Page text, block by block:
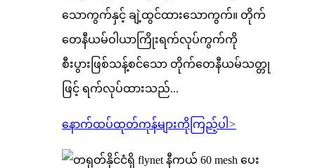
သောကွက်နှင့် ချဲ့ထွင်ထားသောကွက်။ တိုက်
တေနီယမ်ဝါယာကြိုးရက်လုပ်ကွက်ကို
စီးပွားဖြစ်သန့်စင်သော တိုက်တေနီယမ်သတ္တု
ဖြင့် ရက်လုပ်ထားသည်...
နောက်ထပ်ထုတ်ကုန်များကိုကြည့်ပါ >